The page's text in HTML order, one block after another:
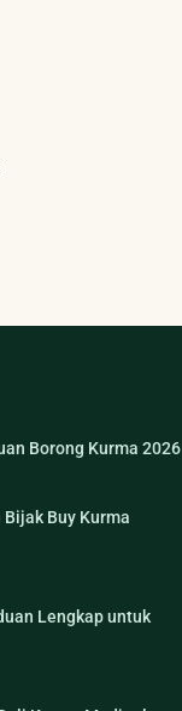
Borong Kurma 2026
Buy Kurma
Lengkap untuk